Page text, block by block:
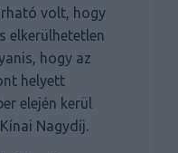
volt, hogy
elkerülhetetlen
hogy az
helyett
elején kerül
Nagydíj.